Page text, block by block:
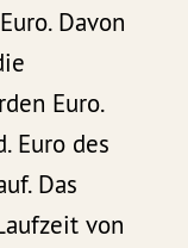
Davon
Euro.
Euro des
Das
von